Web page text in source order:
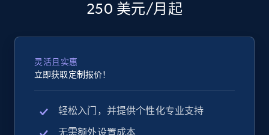
359+ 立即开始
eBay - Collect records by category
URL, Product id, Title, Seller name, Seller rating,
more.
250 美元/月起
灵活且实惠
立即获取定制报价！
轻松入门，并提供个性化专业支持
无需额外设置成本